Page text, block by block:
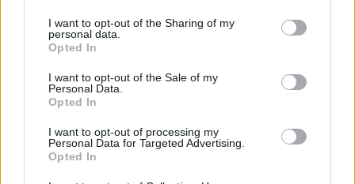
not limited to your visit or usage behaviour. You may click to
grant or deny consent to Google and its third-party tags to
use your data for below specified purposes in below Google
consent section.
I want to opt-out of the Sharing of my
personal data.
Opted In
I want to opt-out of the Sale of my
Personal Data.
Opted In
I want to opt-out of processing my
Personal Data for Targeted Advertising.
Opted In
Μοναδικη μου σκεψη οταν αρχισα να γραφω, ηταν ο
εαυτος μου πριν χρονια.
Ενα βραδυ, ισως λιγο φοβισμενος, εσερνα μια τεραστια
βαλιτσα στους σκοτεινους δρομους του νησιου της
ενας γολγοθας μιας και επρεπε να ρωταω 100 πραγματα
καθε μερα.